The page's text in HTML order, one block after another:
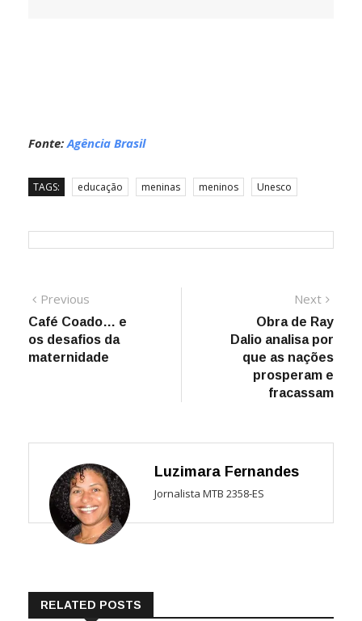
Fonte:Agência Brasil
TAGS: educação meninas meninos Unesco
Navegação
de
Post
Previous
post:
Café Coado… e
os desafios da
maternidade
Next
post:
Obra de Ray
Dalio analisa por
que as nações
prosperam e
fracassam
Luzimara Fernandes
Jornalista MTB 2358-ES
RELATED POSTS